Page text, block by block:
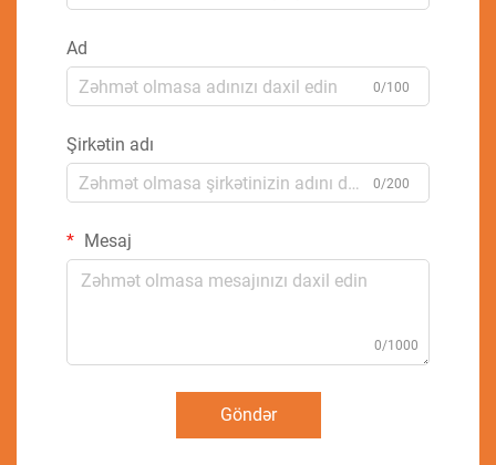
Ad
0/100
Şirkətin adı
0/200
Mesaj
0/1000
Göndər